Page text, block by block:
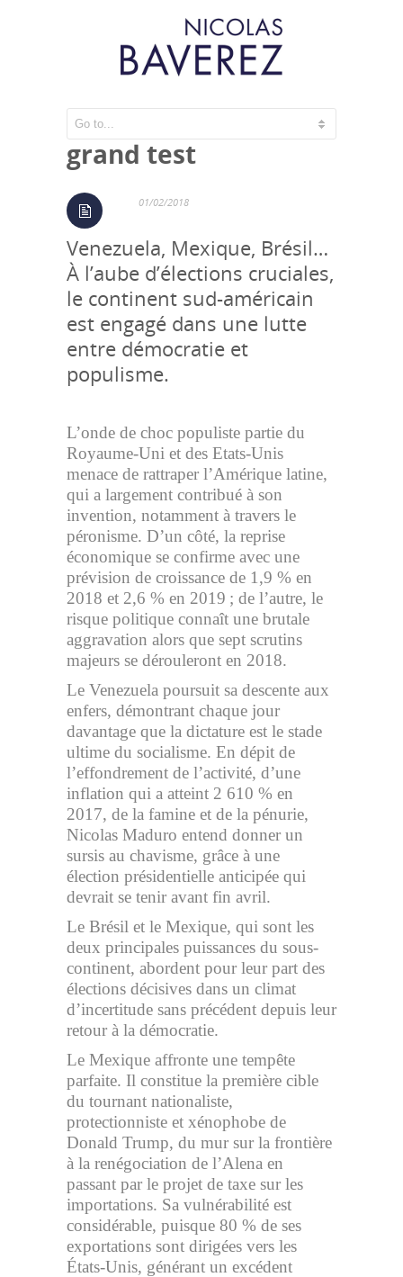
Amérique latine, le
grand test
01/02/2018
Venezuela, Mexique, Brésil…
À l’aube d’élections cruciales,
le continent sud-américain
est engagé dans une lutte
entre démocratie et
populisme.
L’onde de choc populiste partie du
Royaume-Uni et des Etats-Unis
menace de rattraper l’Amérique latine,
qui a largement contribué à son
invention, notamment à travers le
péronisme. D’un côté, la reprise
économique se confirme avec une
prévision de croissance de 1,9 % en
2018 et 2,6 % en 2019 ; de l’autre, le
risque politique connaît une brutale
aggravation alors que sept scrutins
majeurs se dérouleront en 2018.
Le Venezuela poursuit sa descente aux
enfers, démontrant chaque jour
davantage que la dictature est le stade
ultime du socialisme. En dépit de
l’effondrement de l’activité, d’une
inflation qui a atteint 2 610 % en
2017, de la famine et de la pénurie,
Nicolas Maduro entend donner un
sursis au chavisme, grâce à une
élection présidentielle anticipée qui
devrait se tenir avant fin avril.
Le Brésil et le Mexique, qui sont les
deux principales puissances du sous-
continent, abordent pour leur part des
élections décisives dans un climat
d’incertitude sans précédent depuis leur
retour à la démocratie.
Le Mexique affronte une tempête
parfaite. Il constitue la première cible
du tournant nationaliste,
protectionniste et xénophobe de
Donald Trump, du mur sur la frontière
à la renégociation de l’Alena en
passant par le projet de taxe sur les
importations. Sa vulnérabilité est
considérable, puisque 80 % de ses
exportations sont dirigées vers les
États-Unis, générant un excédent